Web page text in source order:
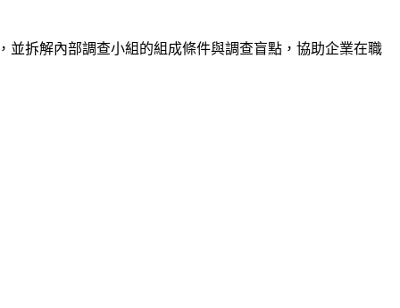
拆解內部調查小組的組成條件與調查盲點，協助企業在職